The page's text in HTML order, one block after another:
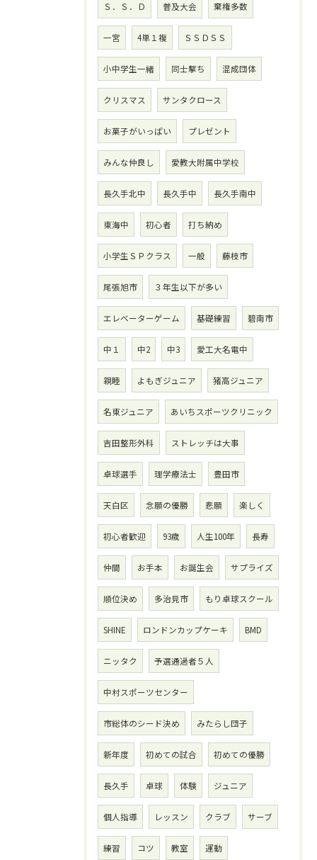
Ｓ．Ｓ．Ｄ 普及大会 棄権多数
一宮 4単１複 ＳＳＤＳＳ
小中学生一緒 同士撃ち 混成団体
クリスマス サンタクロース
お菓子がいっぱい プレゼント
みんな仲良し 愛教大附属中学校
長久手北中 長久手中 長久手南中
東海中 初心者 打ち納め
小学生ＳＰクラス 一般 藤枝市
尾張旭市 ３年生以下が多い
エレベーターゲーム 基礎練習 碧南市
中１ 中2 中3 愛工大名電中
親睦 よもぎジュニア 猪高ジュニア
名東ジュニア あいちスポーツクリニック
吉田整形外科 ストレッチは大事
卓球選手 理学療法士 豊田市
天白区 念願の優勝 悲願 楽しく
初心者歓迎 93歳 人生100年 長寿
仲間 お手本 お誕生会 サプライズ
順位決め 多治見市 もり卓球スクール
SHINE ロンドンカップケーキ BMD
ニッタク 予選通過者５人
中村スポーツセンター
市総体のシード決め みたらし団子
新年度 初めての試合 初めての優勝
長久手 卓球 体験 ジュニア
個人指導 レッスン クラブ サーブ
練習 コツ 教室 運動